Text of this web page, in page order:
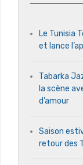
Le Tunisia
et lance
Tabarka
la scène
d’amour
Saison
retour des